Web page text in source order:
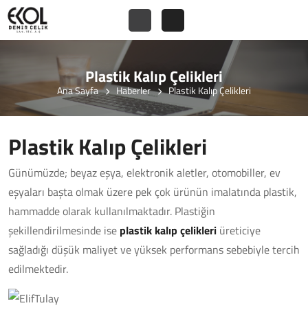
Plastik Kalıp Çelikleri
Ana Sayfa Haberler Plastik Kalıp Çelikleri
Plastik Kalıp Çelikleri
Günümüzde; beyaz eşya, elektronik aletler, otomobiller, ev
eşyaları başta olmak üzere pek çok ürünün imalatında plastik,
hammadde olarak kullanılmaktadır. Plastiğin
şekillendirilmesinde ise plastik kalıp çelikleri üreticiye
sağladığı düşük maliyet ve yüksek performans sebebiyle tercih
edilmektedir.